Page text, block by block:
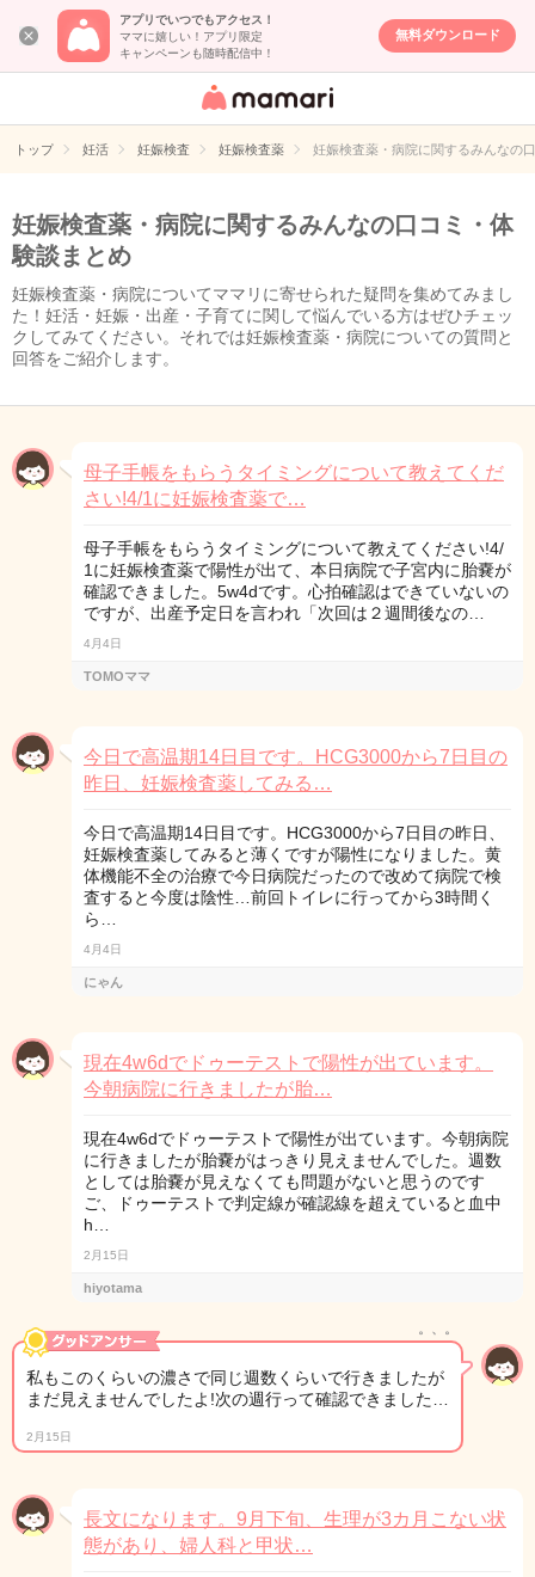
アプリでいつでもアクセス！
ママに嬉しい！アプリ限定
キャンペーンも随時配信中！
無料ダウンロード
女性専用匿名QA
イト
トップ 妊活 妊娠検査 妊娠検査薬 妊娠検査薬・病院に関するみんなの
妊娠検査薬・病院に関するみんなの口コミ・体
験談まとめ
妊娠検査薬・病院についてママリに寄せられた疑問を集めてみまし
た！妊活・妊娠・出産・子育てに関して悩んでいる方はぜひチェッ
クしてみてください。それでは妊娠検査薬・病院についての質問と
回答をご紹介します。
母子手帳をもらうタイミングについて教えてくだ
さい!4/1に妊娠検査薬で…
母子手帳をもらうタイミングについて教えてください!4/
1に妊娠検査薬で陽性が出て、本日病院で子宮内に胎嚢が
確認できました。5w4dです。心拍確認はできていないの
ですが、出産予定日を言われ「次回は２週間後なの…
4月4日
TOMOママ
今日で高温期14日目です。HCG3000から7日目の
昨日、妊娠検査薬してみる…
今日で高温期14日目です。HCG3000から7日目の昨日、
妊娠検査薬してみると薄くですが陽性になりました。黄
体機能不全の治療で今日病院だったので改めて病院で検
査すると今度は陰性…前回トイレに行ってから3時間く
ら…
4月4日
にゃん
現在4w6dでドゥーテストで陽性が出ています。
今朝病院に行きましたが胎…
現在4w6dでドゥーテストで陽性が出ています。今朝病院
に行きましたが胎嚢がはっきり見えませんでした。週数
としては胎嚢が見えなくても問題がないと思うのです
ご、ドゥーテストで判定線が確認線を超えていると血中
h…
2月15日
hiyotama
。、。
私もこのくらいの濃さで同じ週数くらいで行きましたが
まだ見えませんでしたよ!次の週行って確認できました…
2月15日
長文になります。9月下旬、生理が3カ月こない状
態があり、婦人科と甲状…